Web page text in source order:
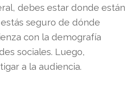
debes estar donde están
seguro de dónde
con la demografía
sociales. Luego,
a la audiencia.